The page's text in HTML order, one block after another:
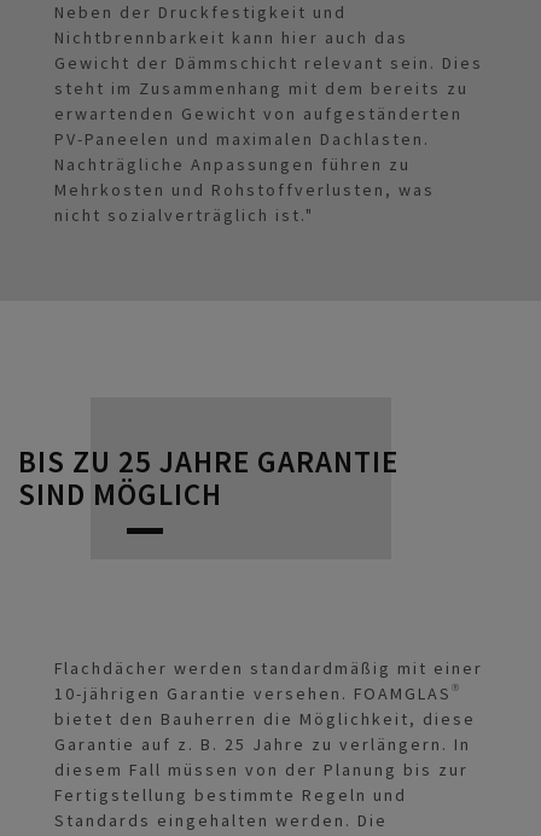
Neben der Druckfestigkeit und
Nichtbrennbarkeit kann hier auch das
Gewicht der Dämmschicht relevant sein. Dies
steht im Zusammenhang mit dem bereits zu
erwartenden Gewicht von aufgeständerten
PV-Paneelen und maximalen Dachlasten.
Nachträgliche Anpassungen führen zu
Mehrkosten und Rohstoffverlusten, was
nicht sozialverträglich ist."
BIS ZU 25 JAHRE GARANTIE
SIND MÖGLICH
Flachdächer werden standardmäßig mit einer
10-jährigen Garantie versehen. FOAMGLAS®
bietet den Bauherren die Möglichkeit, diese
Garantie auf z. B. 25 Jahre zu verlängern. In
diesem Fall müssen von der Planung bis zur
Fertigstellung bestimmte Regeln und
Standards eingehalten werden. Die